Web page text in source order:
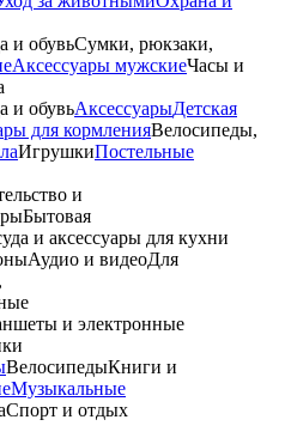
и обувьСумки, рюкзаки,
Аксессуары мужскиеЧасы и
и обувьАксессуарыДетская
для кормленияВелосипеды,
ИгрушкиПостельные
и
Бытовая
и аксессуары для кухни
Аудио и видеоДля
и электронные
ВелосипедыКниги и
Музыкальные
Спорт и отдых